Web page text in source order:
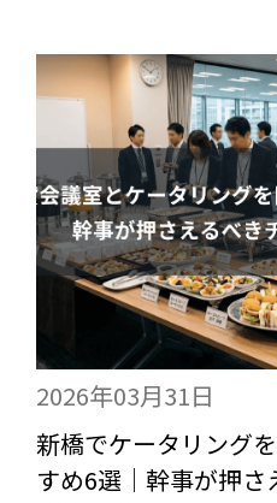
2026年03月31日
新橋でケータリング
すめ6選｜幹事が押